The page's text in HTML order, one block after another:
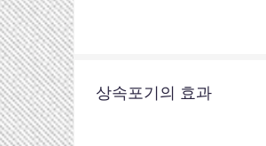
상속포기의 효과